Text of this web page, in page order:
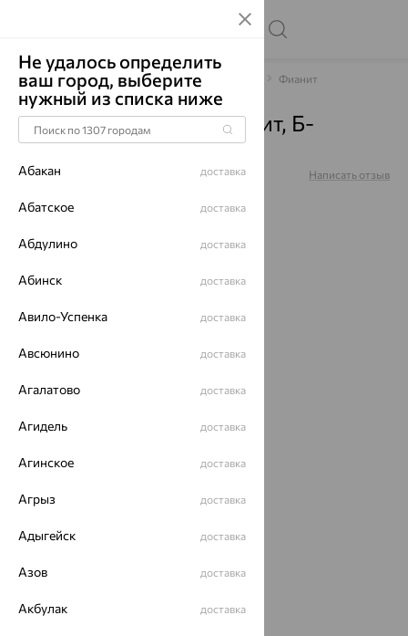
Главная Каталог Браслеты декоративные Фианит
Браслет, серебро, фианит, Б-
Юкг-80-2-с-18
Артикул: Написать отзыв
Не удалось определить
ваш город, выберите
нужный из списка ниже
Абакан доставка
Абатское доставка
Абдулино доставка
Абинск доставка
Авило-Успенка доставка
Авсюнино доставка
Агалатово доставка
Агидель доставка
Агинское доставка
Агрыз доставка
Адыгейск доставка
Азов доставка
Акбулак доставка